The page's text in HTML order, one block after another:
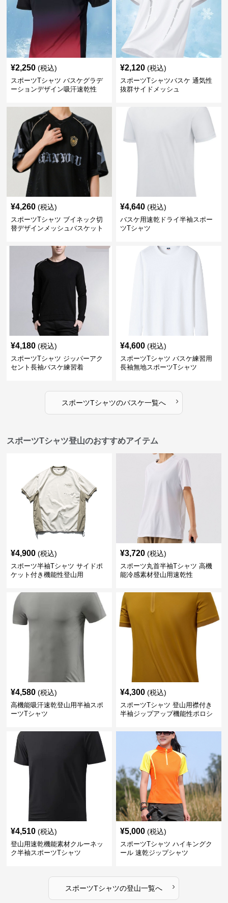
¥2,250 (税込)
スポーツTシャツ バスケグラデ
ーションデザイン吸汗速乾性
¥2,120 (税込)
スポーツTシャツバスケ 通気性
抜群サイドメッシュ
¥4,260 (税込)
スポーツTシャツ ブイネック切
替デザインメッシュバスケット
¥4,640 (税込)
バスケ用速乾ドライ半袖スポー
ツTシャツ
¥4,180 (税込)
スポーツTシャツ ジッパーアク
セント長袖バスケ練習着
¥4,600 (税込)
スポーツTシャツ バスケ練習用
長袖無地スポーツTシャツ
スポーツTシャツのバスケ一覧へ ›
スポーツTシャツ登山のおすすめアイテム
¥4,900 (税込)
スポーツ半袖Tシャツ サイドポ
ケット付き機能性登山用
¥3,720 (税込)
スポーツ丸首半袖Tシャツ 高機
能冷感素材登山用速乾性
¥4,580 (税込)
高機能吸汗速乾登山用半袖スポ
ーツTシャツ
¥4,300 (税込)
スポーツTシャツ 登山用襟付き
半袖ジップアップ機能性ポロシ
¥4,510 (税込)
登山用速乾機能素材クルーネッ
ク半袖スポーツTシャツ
¥5,000 (税込)
スポーツTシャツ ハイキングク
ール 速乾ジップシャツ
スポーツTシャツの登山一覧へ ›